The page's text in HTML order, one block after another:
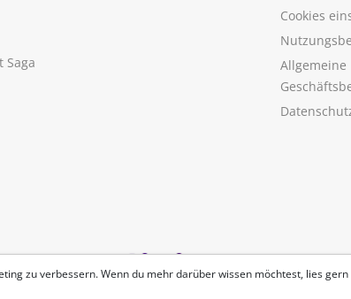
zu verbessern. Wenn du mehr darüber wissen möchtest, lies gern
Saga
Cookies
Allgemeine